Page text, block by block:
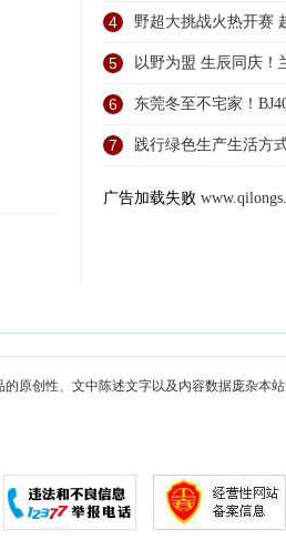
4 野超大挑战火热开赛
5 以野为盟 生辰同庆！
6 东莞冬至不宅家！
7 践行绿色生产生活方
广告加载失败
原创性、文中陈述文字以及内容数据庞杂本